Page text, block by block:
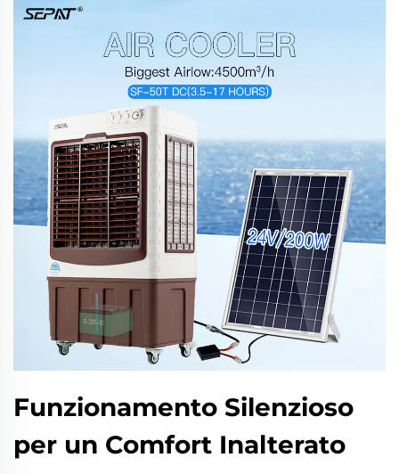
Funzionamento Silenzioso
per un Comfort Inalterato